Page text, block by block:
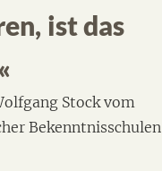
ist das
Stock vom
Bekenntnisschulen